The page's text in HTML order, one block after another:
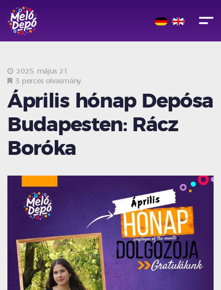
2025. május 21.
3 perces olvasmány
Április hónap Depósa
Budapesten: Rácz
Boróka